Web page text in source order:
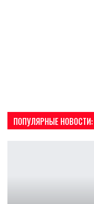
ПОПУЛЯРНЫЕ НОВОСТИ: